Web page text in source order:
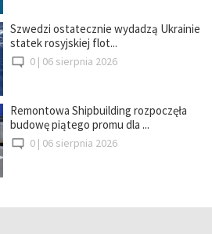
Szwedzi ostatecznie wydadzą Ukrainie
statek rosyjskiej flot...
0 | 06 sierpnia 2026
Remontowa Shipbuilding rozpoczęła
budowę piątego promu dla ...
0 | 06 sierpnia 2026